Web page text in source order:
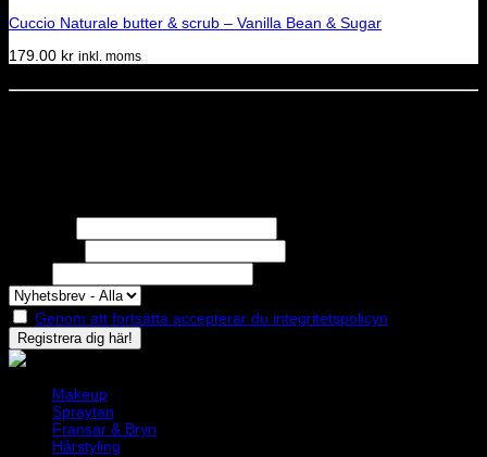
Cuccio Naturale butter & scrub – Vanilla Bean & Sugar
179.00 kr inkl. moms
Genom att fortsätta accepterar du integritetspolicyn
Makeup
Spraytan
Fransar & Bryn
Hårstyling